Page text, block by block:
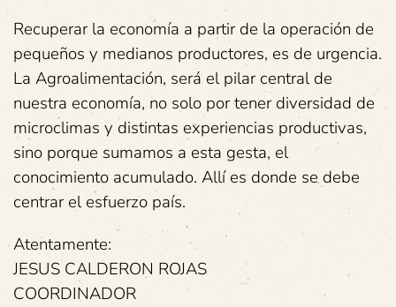
Recuperar la economía a partir de la operación de
pequeños y medianos productores, es de urgencia.
La Agroalimentación, será el pilar central de
nuestra economía, no solo por tener diversidad de
microclimas y distintas experiencias productivas,
sino porque sumamos a esta gesta, el
conocimiento acumulado. Allí es donde se debe
centrar el esfuerzo país.
Atentamente:
JESUS CALDERON ROJAS
COORDINADOR